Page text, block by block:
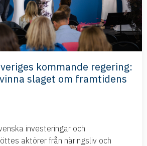
kommande regering:
slaget om framtidens
investeringar och
aktörer från näringsliv och